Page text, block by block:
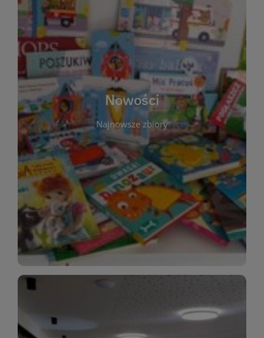
Nowości
Najnowsze zbiory
W tej sekcji prezentujemy najnowsze książki,
audiobooki oraz filmy, które właśnie trafiły do
zbiorów Miejskiej Biblioteki Publicznej w
Starachowicach. Regularnie aktualizujemy listę,
aby Czytelnicy mogli na bieżąco odkrywać świeże
tytuły i najciekawsze premiery wydawnicze. Każda
pozycja opatrzona jest krótkim opisem i
informacją o dostępności w katalogu. Zachęcamy
do częstych odwiedzin – nowości pojawiają się
niemal każdego tygodnia! Dzięki tej zakładce
zawsze będziesz wiedzieć, co warto przeczytać
jako pierwsze.
WIĘCEJ
WIĘCEJ